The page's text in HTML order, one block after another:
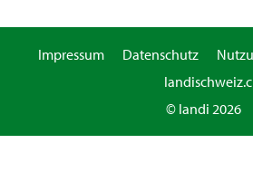
Impressum Datenschutz
© landi 2026